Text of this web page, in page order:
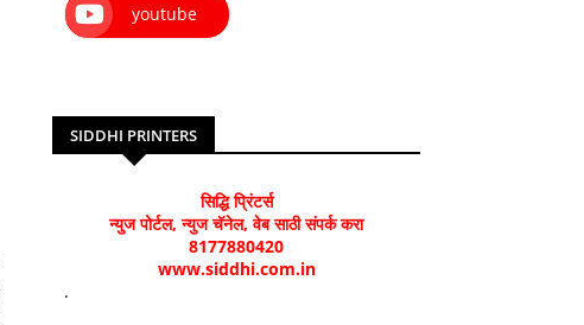
youtube
SIDDHI PRINTERS
सिद्धि प्रिंटर्स
न्युज पोर्टल, न्युज चॅनेल, वेब साठी संपर्क करा
8177880420
www.siddhi.com.in
.